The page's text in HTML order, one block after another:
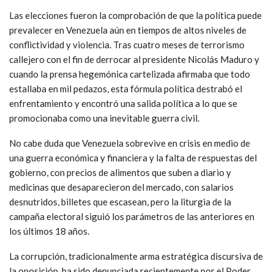
Las elecciones fueron la comprobación de que la política puede
prevalecer en Venezuela aún en tiempos de altos niveles de
conflictividad y violencia. Tras cuatro meses de terrorismo
callejero con el fin de derrocar al presidente Nicolás Maduro y
cuando la prensa hegemónica cartelizada afirmaba que todo
estallaba en mil pedazos, esta fórmula política destrabó el
enfrentamiento y encontró una salida política a lo que se
promocionaba como una inevitable guerra civil.
No cabe duda que Venezuela sobrevive en crisis en medio de
una guerra económica y financiera y la falta de respuestas del
gobierno, con precios de alimentos que suben a diario y
medicinas que desaparecieron del mercado, con salarios
desnutridos, billetes que escasean, pero la liturgia de la
campaña electoral siguió los parámetros de las anteriores en
los últimos 18 años.
La corrupción, tradicionalmente arma estratégica discursiva de